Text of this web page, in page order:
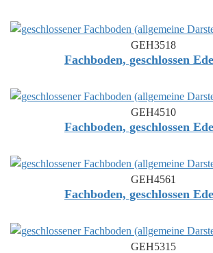
GEH3518
Fachboden, geschlossen
GEH4510
Fachboden, geschlossen
GEH4561
Fachboden, geschlossen
GEH5315